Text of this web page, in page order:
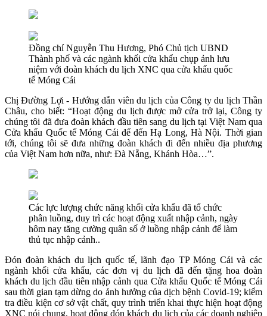
Đồng chí Nguyễn Thu Hương, Phó Chủ tịch UBND
Thành phố và các ngành khối cửa khẩu chụp ảnh lưu
niệm với đoàn khách du lịch XNC qua cửa khẩu quốc
tế Móng Cái
Chị Đường Lợi - Hướng dẫn viên du lịch của Công ty du lịch Thần
Châu, cho biết: “Hoạt động du lịch được mở cửa trở lại, Công ty
chúng tôi đã đưa đoàn khách đầu tiên sang du lịch tại Việt Nam qua
Cửa khẩu Quốc tế Móng Cái để đến Hạ Long, Hà Nội. Thời gian
tới, chúng tôi sẽ đưa những đoàn khách đi đến nhiều địa phương
của Việt Nam hơn nữa, như: Đà Nẵng, Khánh Hòa…”.
Các lực lượng chức năng khối cửa khẩu đã tổ chức
phân luồng, duy trì các hoạt động xuất nhập cảnh, ngày
hôm nay tăng cường quân số ở luồng nhập cảnh để làm
thủ tục nhập cảnh..
Đón đoàn khách du lịch quốc tế, lãnh đạo TP Móng Cái và các
ngành khối cửa khẩu, các đơn vị du lịch đã đến tặng hoa đoàn
khách du lịch đầu tiên nhập cảnh qua Cửa khẩu Quốc tế Móng Cái
sau thời gian tạm dừng do ảnh hưởng của dịch bệnh Covid-19; kiểm
tra điều kiện cơ sở vật chất, quy trình triển khai thực hiện hoạt động
XNC nói chung, hoạt động đón khách du lịch của các doanh nghiệp